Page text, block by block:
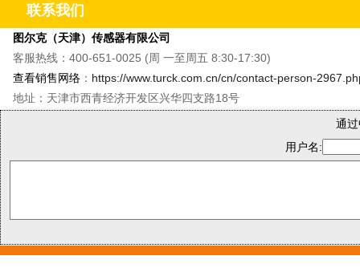
联系我们
图尔克（天津）传感器有限公司
客服热线：400-651-0025 (周 一至周五 8:30-17:30)
查看销售网络 ： https://www.turck.com.cn/cn/contact-person-
地址：天津市西青经济开发区兴华四支路18号
通
用户名: